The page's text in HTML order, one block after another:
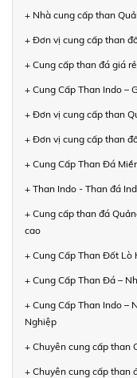
+ Nhà cung cấp than
+ Đơn vị cung cấp than
+ Cung cấp than đá giá
+ Cung Cấp Than Indo –
+ Đơn vị cung cấp than
+ Đơn vị cung cấp than
+ Cung Cấp Than Đá
+ Than Indo - Than đá
+ Cung cấp than đá
cao
+ Cung Cấp Than Đốt Lò
+ Cung Cấp Than Đá –
+ Cung Cấp Than Indo –
Nghiệp
+ Chuyên cung cấp than
+ Chuyên cung cấp than